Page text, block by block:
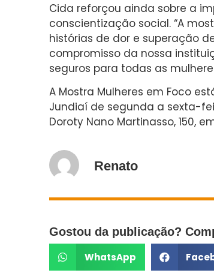
Cida reforçou ainda sobre a
conscientização social. “A
histórias de dor e superação
compromisso da nossa
seguros para todas as
A Mostra Mulheres em Foco
Jundiaí de segunda a sexta-
Doroty Nano Martinasso, 150,
Renato
Gostou da publicação?
WhatsApp